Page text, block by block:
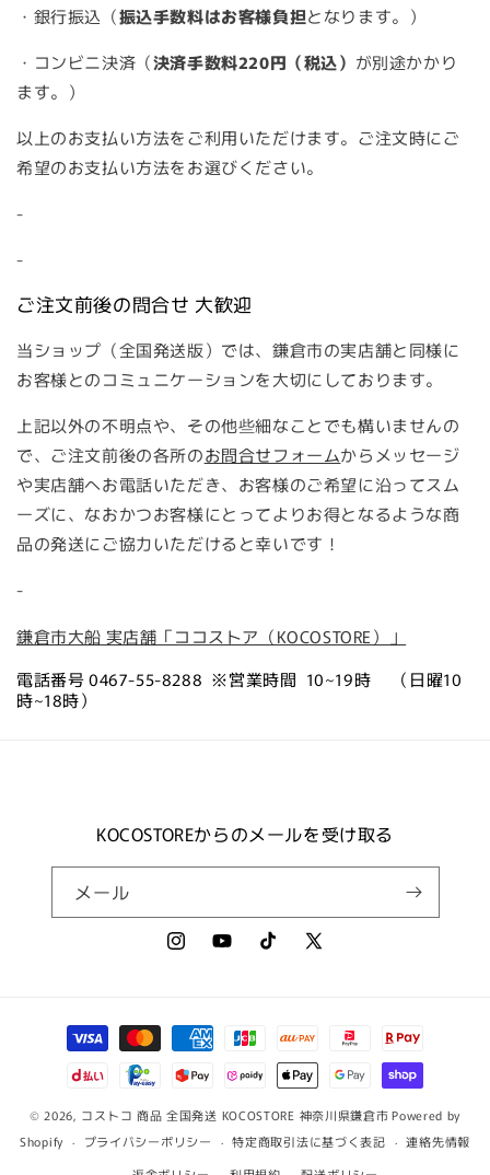
・銀行振込（振込手数料はお客様負担となります。）
・コンビニ決済（決済手数料220円（税込） が別途かかり
ます。）
以上のお支払い方法をご利用いただけます。ご注文時にご
希望のお支払い方法をお選びください。
-
-
ご注文前後の問合せ 大歓迎
当ショップ（全国発送版）では、鎌倉市の実店舗と同様に
お客様とのコミュニケーションを大切にしております。
上記以外の不明点や、その他些細なことでも構いませんの
で、ご注文前後の各所のお問合せフォームからメッセージ
や実店舗へお電話いただき、お客様のご希望に沿ってスム
ーズに、なおかつお客様にとってよりお得となるような商
品の発送にご協力いただけると幸いです！
-
鎌倉市大船 実店舗「ココストア（KOCOSTORE）」
電話番号 0467-55-8288 ※営業時間 10~19時 （日曜10
時~18時）
KOCOSTOREからのメールを受け取る
メール
InstagramYouTubeTikTok
X
法
© 2026, コストコ 商品 全国発送 KOCOSTORE 神奈川県鎌倉市Powered by
Shopify
プライバシーポリシー 特定商取引法に基づく表記
連絡先情報